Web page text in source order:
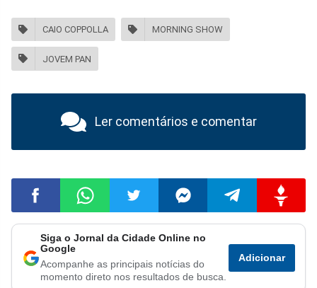
CAIO COPPOLLA MORNING SHOW
JOVEM PAN
Ler comentários e comentar
Compartilhar
no
Compartilhar
no
Compartilhar
no
Compartilhar
no
Compartilhar
no
no
Siga o Jornal da Cidade Online no
Google
Acompanhe as principais notícias do
momento direto nos resultados de busca.
Adicionar